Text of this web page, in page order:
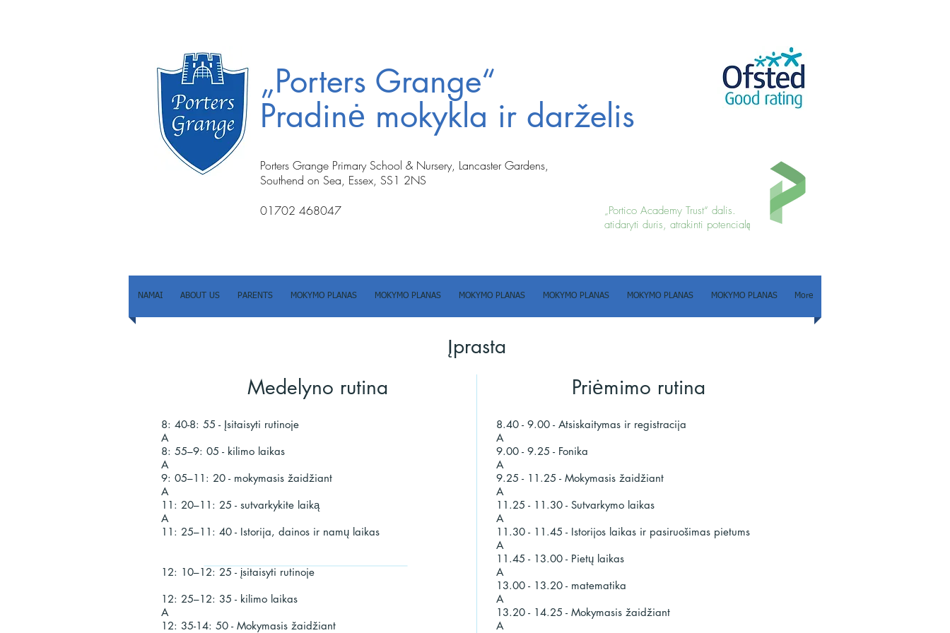
„Porters Grange“
Pradinė mokykla ir darželis
Porters Grange Primary School & Nursery, Lancaster Gardens,
Southend on Sea, Essex, SS1 2NS
01702 468047
„Portico Academy Trust“ dalis.
atidaryti duris, atrakinti potencialą
NAMAI ABOUT US PARENTS MOKYMO PLANAS MOKYMO PLANAS MOKYMO PLANAS MOKYMO PLANAS MOKYMO PLANAS MOKYMO PLANAS More
Įprasta
Medelyno rutina
Priėmimo rutina
8: 40-8: 55 - Įsitaisyti rutinoje
A
8: 55–9: 05 - kilimo laikas
A
9: 05–11: 20 - mokymasis žaidžiant
A
11: 20–11: 25 - sutvarkykite laiką
A
11: 25–11: 40 - Istorija, dainos ir namų laikas
12: 10–12: 25 - įsitaisyti rutinoje
12: 25–12: 35 - kilimo laikas
A
12: 35-14: 50 - Mokymasis žaidžiant
8.40 - 9.00 - Atsiskaitymas ir registracija
A
9.00 - 9.25 - Fonika
A
9.25 - 11.25 - Mokymasis žaidžiant
A
11.25 - 11.30 - Sutvarkymo laikas
A
11.30 - 11.45 - Istorijos laikas ir pasiruošimas pietums
A
11.45 - 13.00 - Pietų laikas
A
13.00 - 13.20 - matematika
A
13.20 - 14.25 - Mokymasis žaidžiant
A